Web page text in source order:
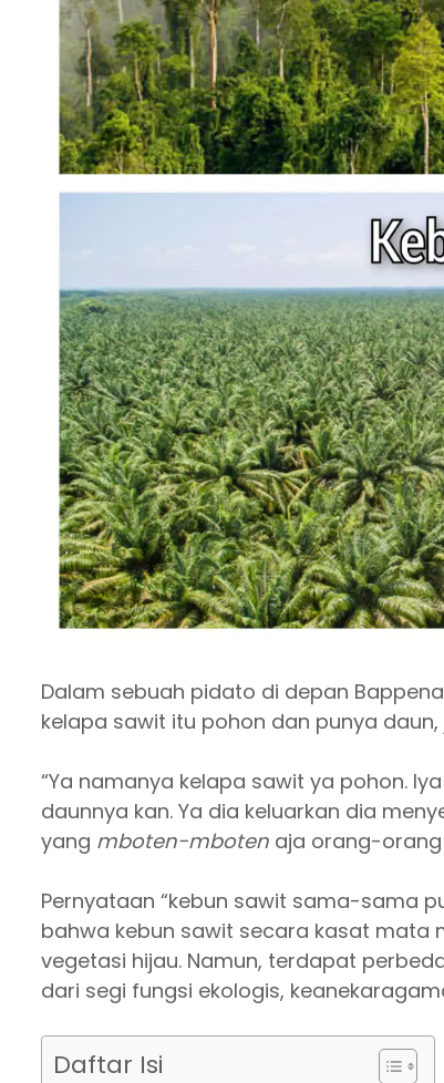
Dalam sebuah pidato di depan
kelapa sawit itu pohon dan punya
“Ya namanya kelapa sawit ya pohon.
daunnya kan. Ya dia keluarkan dia
yang mboten-mboten aja orang-orang
Pernyataan “kebun sawit sama-sama
bahwa kebun sawit secara kasat mata
vegetasi hijau. Namun, terdapat
dari segi fungsi ekologis,
Daftar Isi